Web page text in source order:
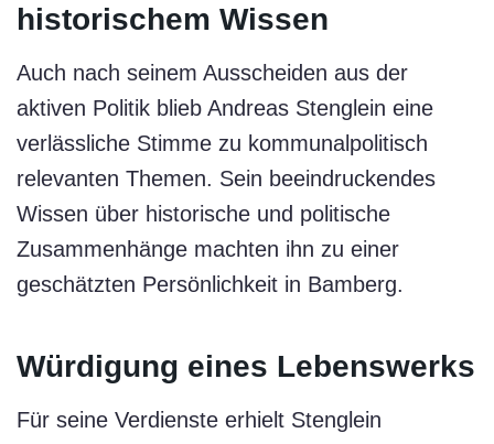
historischem Wissen
Auch nach seinem Ausscheiden aus der
aktiven Politik blieb Andreas Stenglein eine
verlässliche Stimme zu kommunalpolitisch
relevanten Themen. Sein beeindruckendes
Wissen über historische und politische
Zusammenhänge machten ihn zu einer
geschätzten Persönlichkeit in Bamberg.
Würdigung eines Lebenswerks
Für seine Verdienste erhielt Stenglein